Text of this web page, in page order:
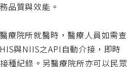
品質與效能。
療院所就醫時，醫療人員如需查
與NIIS之API自動介接，即時
種紀錄。另醫療院所亦可以民眾